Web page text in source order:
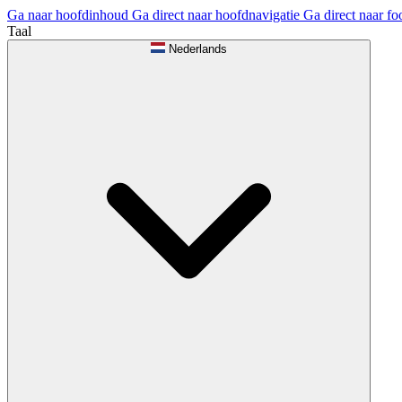
Ga naar hoofdinhoud Ga direct naar hoofdnavigatie Ga direct naar
Taal
Nederlands